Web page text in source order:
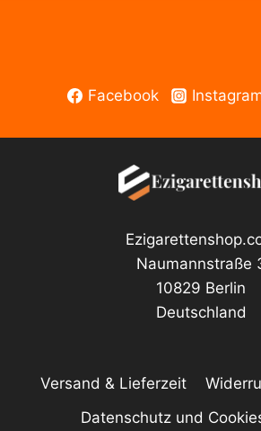
Facebook
Naumannstraße
10829 Berlin
Deutschland
Versand & Lieferzeit
Datenschutz und